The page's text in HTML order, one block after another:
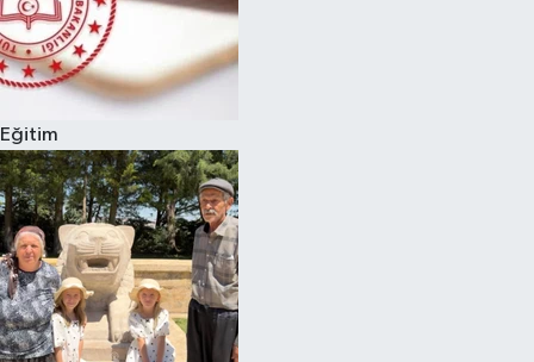
Eğitim